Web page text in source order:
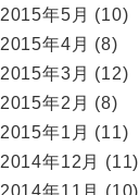
2015年5月 (10)
2015年4月 (8)
2015年3月 (12)
2015年2月 (8)
2015年1月 (11)
2014年12月
(11)
2014年11月
(10)